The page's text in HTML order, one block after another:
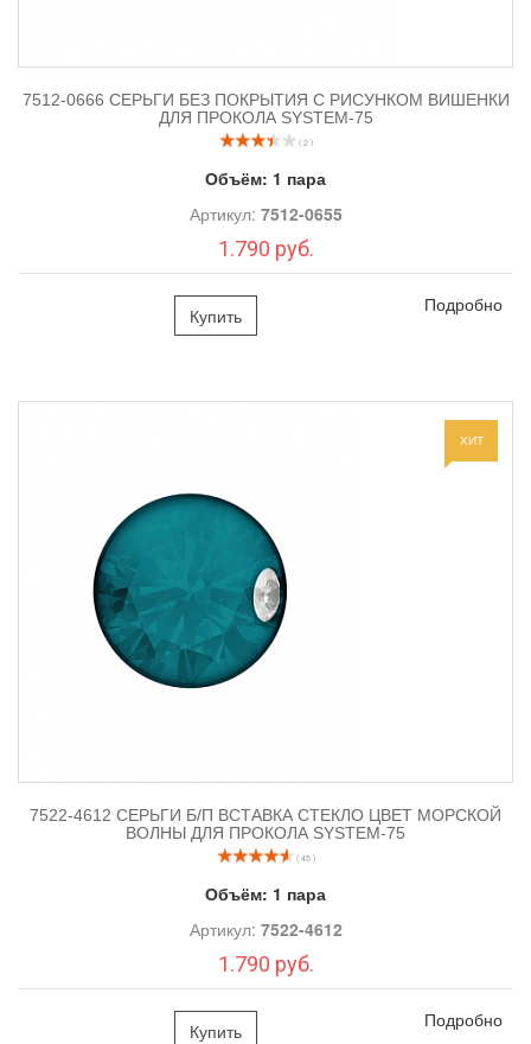
7512-0666 СЕРЬГИ БЕЗ ПОКРЫТИЯ С РИСУНКОМ ВИШЕНКИ
ДЛЯ ПРОКОЛА SYSTEM-75
( 2 )
Объём: 1 пара
Артикул: 7512-0655
1.790 руб.
Купить Подробно
ХИТ
7522-4612 СЕРЬГИ Б/П ВСТАВКА СТЕКЛО ЦВЕТ МОРСКОЙ
ВОЛНЫ ДЛЯ ПРОКОЛА SYSTEM-75
( 45 )
Объём: 1 пара
Артикул: 7522-4612
1.790 руб.
Купить Подробно